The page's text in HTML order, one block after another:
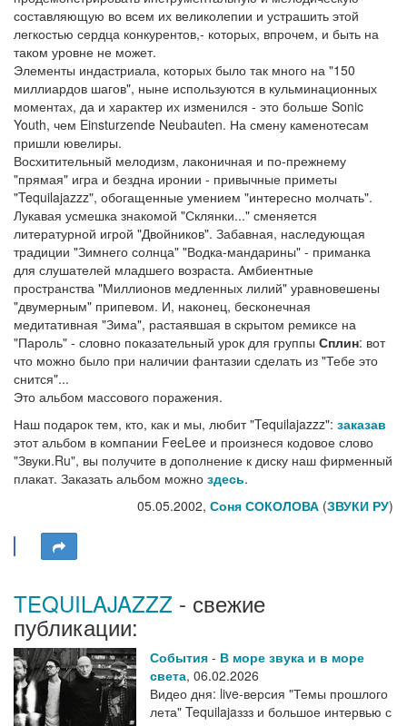
составляющую во всем их великолепии и устрашить этой
легкостью сердца конкурентов,- которых, впрочем, и быть на
таком уровне не может.
Элементы индастриала, которых было так много на "150
миллиардов шагов", ныне используются в кульминационных
моментах, да и характер их изменился - это больше Sonic
Youth, чем Einsturzende Neubauten. На смену каменотесам
пришли ювелиры.
Восхитительный мелодизм, лаконичная и по-прежнему
"прямая" игра и бездна иронии - привычные приметы
"Tequilajazzz", обогащенные умением "интересно молчать".
Лукавая усмешка знакомой "Склянки..." сменяется
литературной игрой "Двойников". Забавная, наследующая
традиции "Зимнего солнца" "Водка-мандарины" - приманка
для слушателей младшего возраста. Амбиентные
пространства "Миллионов медленных лилий" уравновешены
"двумерным" припевом. И, наконец, бесконечная
медитативная "Зима", растаявшая в скрытом ремиксе на
"Пароль" - словно показательный урок для группы Сплин: вот
что можно было при наличии фантазии сделать из "Тебе это
снится"...
Это альбом массового поражения.
Наш подарок тем, кто, как и мы, любит "Tequilajazzz": заказав
этот альбом в компании FeeLee и произнеся кодовое слово
"Звуки.Ru", вы получите в дополнение к диску наш фирменный
плакат. Заказать альбом можно здесь.
05.05.2002, Соня СОКОЛОВА (ЗВУКИ РУ)
TEQUILAJAZZZ - свежие
публикации:
События - В море звука и в море
света, 06.02.2026
Видео дня: live-версия "Темы прошлого
лета" Tequilajaззз и большое интервью с